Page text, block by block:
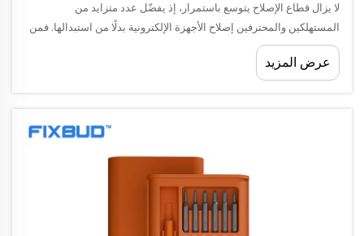
لا يزال قطاع الإصلاح يتوسع باستمرار، إذ يفضّل عدد متزايد من
المستهلكين والمحترفين إصلاح الأجهزة الإلكترونية بدلًا من استبدالها. فمن
الهواتف الذكية وأجهزة الكمبيوتر المحمولة إلى الأجهزة اللوحية وغيرها من
المنتجات الإلكترونية الصغيرة، تزداد الحاجة إلى حلول إصلاح موثوقة...
عرض المزيد